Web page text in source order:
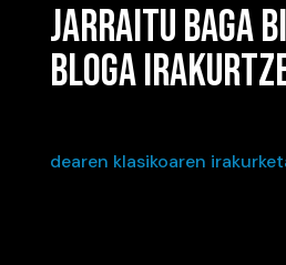
JARRAITU BAGA
BLOGA